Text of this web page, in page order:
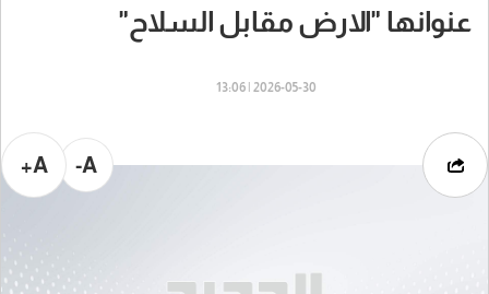
عنوانها "الارض مقابل السلاح"
2026-05-30 | 13:06
A-
A+